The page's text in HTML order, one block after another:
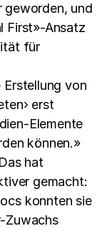
geworden, und
First»-Ansatz
für
von
erst
Elemente
können.»
hat
gemacht:
konnten sie
Zuwachs